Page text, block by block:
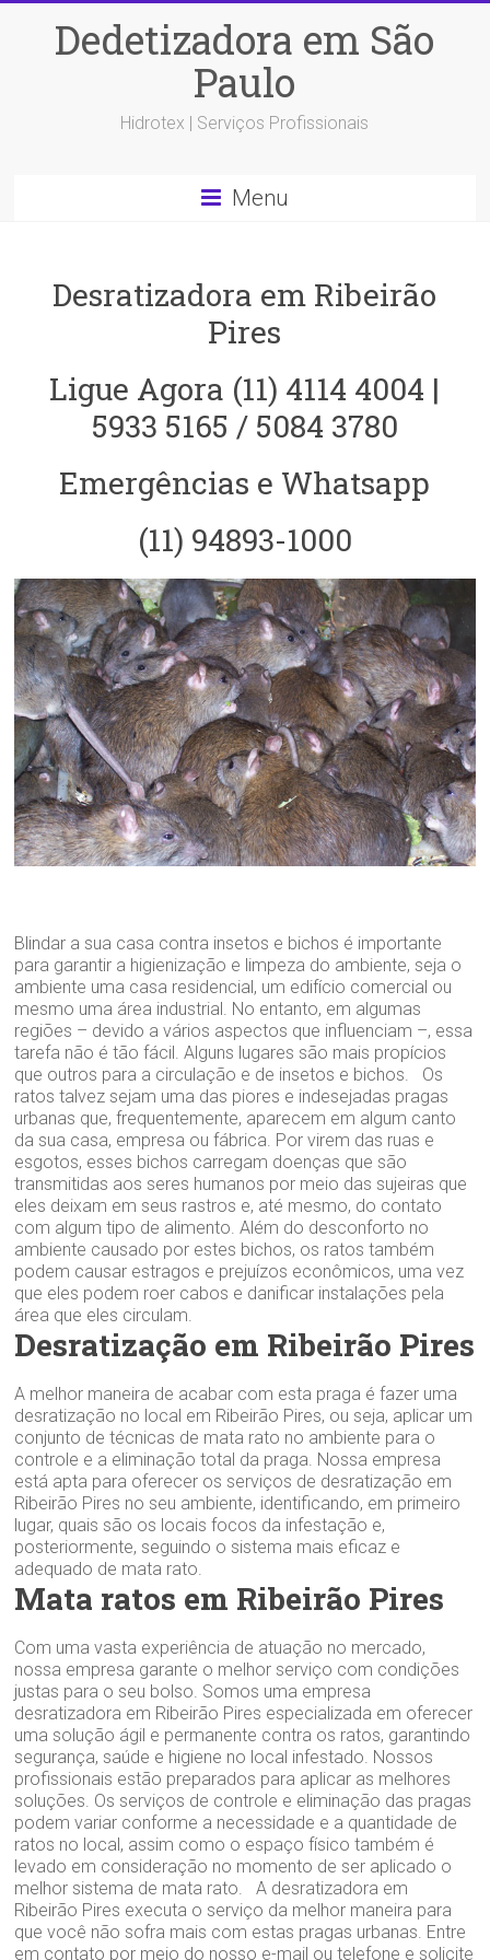
Dedetizadora em São
Paulo
Hidrotex | Serviços Profissionais
Menu
Desratizadora em Ribeirão
Pires
Ligue Agora (11) 4114 4004 |
5933 5165 / 5084 3780
Emergências e Whatsapp
(11) 94893-1000
Blindar a sua casa contra insetos e bichos é importante
para garantir a higienização e limpeza do ambiente, seja o
ambiente uma casa residencial, um edifício comercial ou
mesmo uma área industrial. No entanto, em algumas
regiões – devido a vários aspectos que influenciam –, essa
tarefa não é tão fácil. Alguns lugares são mais propícios
que outros para a circulação e de insetos e bichos. Os
ratos talvez sejam uma das piores e indesejadas pragas
urbanas que, frequentemente, aparecem em algum canto
da sua casa, empresa ou fábrica. Por virem das ruas e
esgotos, esses bichos carregam doenças que são
transmitidas aos seres humanos por meio das sujeiras que
eles deixam em seus rastros e, até mesmo, do contato
com algum tipo de alimento. Além do desconforto no
ambiente causado por estes bichos, os ratos também
podem causar estragos e prejuízos econômicos, uma vez
que eles podem roer cabos e danificar instalações pela
área que eles circulam.
Desratização em Ribeirão Pires
A melhor maneira de acabar com esta praga é fazer uma
desratização no local em Ribeirão Pires, ou seja, aplicar um
conjunto de técnicas de mata rato no ambiente para o
controle e a eliminação total da praga. Nossa empresa
está apta para oferecer os serviços de desratização em
Ribeirão Pires no seu ambiente, identificando, em primeiro
lugar, quais são os locais focos da infestação e,
posteriormente, seguindo o sistema mais eficaz e
adequado de mata rato.
Mata ratos em Ribeirão Pires
Com uma vasta experiência de atuação no mercado,
nossa empresa garante o melhor serviço com condições
justas para o seu bolso. Somos uma empresa
desratizadora em Ribeirão Pires especializada em oferecer
uma solução ágil e permanente contra os ratos, garantindo
segurança, saúde e higiene no local infestado. Nossos
profissionais estão preparados para aplicar as melhores
soluções. Os serviços de controle e eliminação das pragas
podem variar conforme a necessidade e a quantidade de
ratos no local, assim como o espaço físico também é
levado em consideração no momento de ser aplicado o
melhor sistema de mata rato. A desratizadora em
Ribeirão Pires executa o serviço da melhor maneira para
que você não sofra mais com estas pragas urbanas. Entre
em contato por meio do nosso e-mail ou telefone e solicite